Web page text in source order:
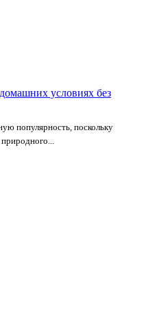
условиях без
популярность, поскольку